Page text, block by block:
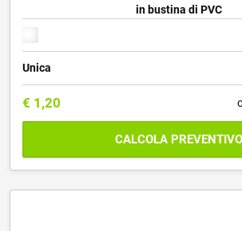
in bustina di PVC
Unica
€ 1,20
CALCOLA PREVENTIVO